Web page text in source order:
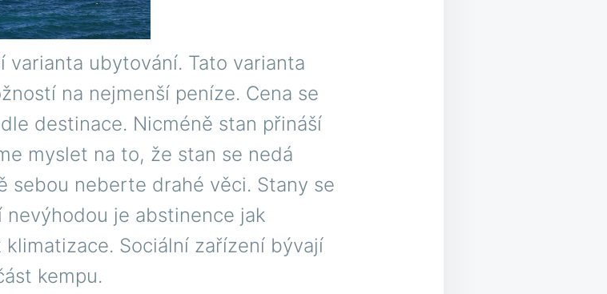
varianta ubytování. Tato varianta
na nejmenší peníze. Cena se
destinace. Nicméně stan přináší
myslet na to, že stan se nedá
sebou neberte drahé věci. Stany se
nevýhodou je abstinence jak
Sociální zařízení bývají
kempu.